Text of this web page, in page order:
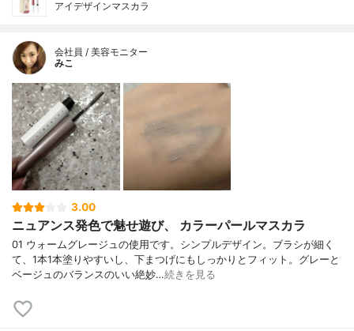
アイデザインマスカラ
会社員 / 美容モニター
みこ
3.00
ニュアンス発色で魅せ遊び、 カラーパールマスカラ
01 ウォームグレージュの使用です。シンプルデザイン。ブラシが細く
て、1本1本塗りやすいし、下まつげにもしっかりとフィット。グレーと
ベージュのバランスのいい絶妙…続きを見る